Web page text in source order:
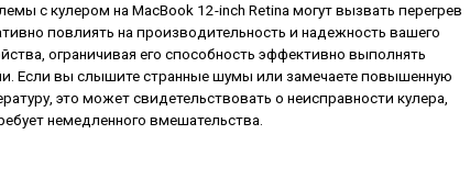
с кулером на MacBook 12-inch Retina могут вызвать перегрев
повлиять на производительность и надежность вашего
ограничивая его способность эффективно выполнять
Если вы слышите странные шумы или замечаете повышенную
это может свидетельствовать о неисправности кулера,
немедленного вмешательства.